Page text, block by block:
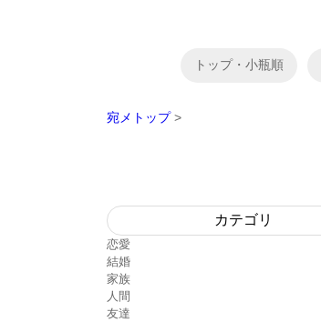
トップ・小瓶順
宛メトップ >
カテゴリ
恋愛
結婚
家族
人間
友達